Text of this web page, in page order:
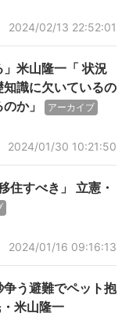
2024/02/13 22:52:01
米山隆一「 状況
識に欠いているの
か」
アーカイブ
2024/01/30 10:21:50
住すべき」 立憲・
2024/01/16 09:16:13
争う避難でペット抱
米山隆一